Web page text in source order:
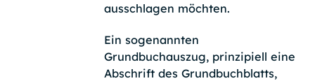
ausschlagen möchten.
Ein sogenannten
Grundbuchauszug, prinzipiell eine
Abschrift des Grundbuchblatts,